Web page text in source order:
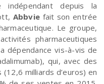
indépendant depuis la
Abbviefait son entrée
Le groupe,
pharmaceutiques
dépendance vis-à-vis de
qui, avec des
milliards d’euros) en